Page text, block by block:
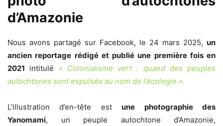
d’Amazonie
Nous avons partagé sur Facebook, le 24 mars 2025, un
ancien reportage rédigé et publié une première fois en
2021 intitulé « Colonialisme vert : quand des peuples
autochtones sont expulsés au nom de l’écologie ».
L’illustration d’en-tête estune photographie des
Yanomami, un peuple autochtone d’Amazonie,